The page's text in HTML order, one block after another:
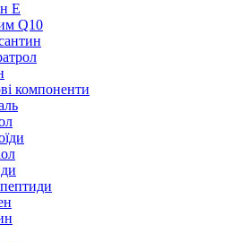
Е
Q10
компоненти